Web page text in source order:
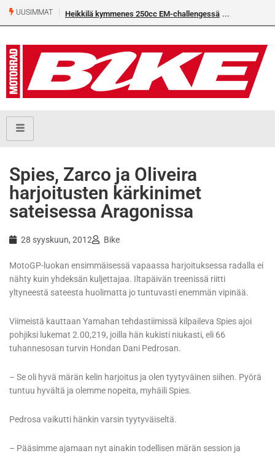
UUSIMMAT Heikkilä kymmenes 250cc EM-challengessä
Spies, Zarco ja Oliveira
harjoitusten kärkinimet
sateisessa Aragonissa
28 syyskuun, 2012 Bike
MotoGP-luokan ensimmäisessä vapaassa harjoituksessa radalla ei
nähty kuin yhdeksän kuljettajaa. Iltapäivän treenissä riitti
yltyneestä sateesta huolimatta jo tuntuvasti enemmän vipinää.
Viimeistä kauttaan Yamahan tehdastiimissä kilpaileva Spies ajoi
pohjiksi lukemat 2.00,219, joilla hän kukisti niukasti, eli 66
tuhannesosan turvin Hondan Dani Pedrosan.
– Se oli hyvä märän kelin harjoitus ja olen tyytyväinen siihen. Pyörä
tuntuu hyvältä ja olemme nopeita, myhäili Spies.
Pedrosa vaikutti hänkin varsin tyytyväiseltä.
– Pääsimme ajamaan nyt ainakin todellisen märän session ja